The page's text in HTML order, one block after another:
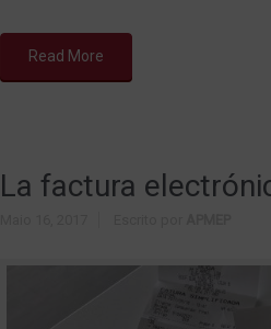
Read More
La factura